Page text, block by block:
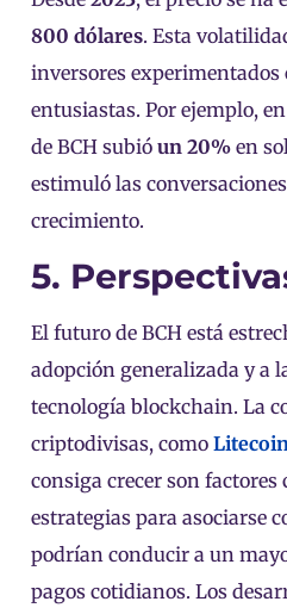
800 dólares. Esta
inversores experimentados
entusiastas. Por ejemplo,
de BCH subió un 20% en
estimuló las
crecimiento.
5.
El futuro de BCH está
adopción generalizada y a
tecnología blockchain. La
criptodivisas, como Litecoin
consiga crecer son factores
estrategias para asociarse
podrían conducir a un
pagos cotidianos. Los